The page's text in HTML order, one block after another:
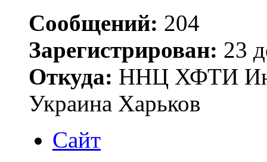
Сообщений: 204
Зарегистрирован: 23
Откуда: ННЦ ХФТИ
Украина Харьков
Сайт